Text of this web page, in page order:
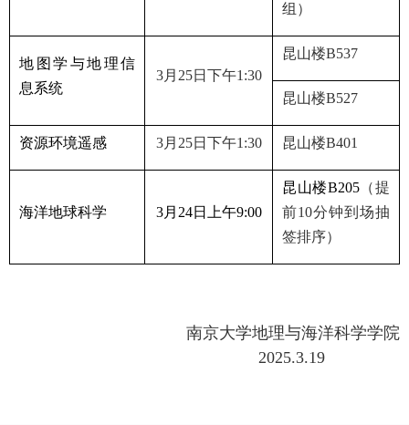
组）
地图学与地理信
息系统
3月 25日下午1:30
昆山楼B537
昆山楼B527
资源环境遥感 3月 25日下午1:30 昆山楼B401
海洋地球科学 3月 24日上午9:00
昆山楼B205（提
前10分钟到场抽
签排序）
南京大学地理与海洋科学学院
2025.3.19